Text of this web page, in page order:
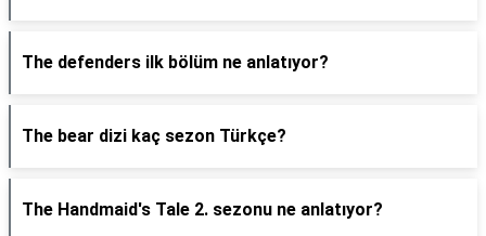
The defenders ilk bölüm ne anlatıyor?
The bear dizi kaç sezon Türkçe?
The Handmaid's Tale 2. sezonu ne anlatıyor?